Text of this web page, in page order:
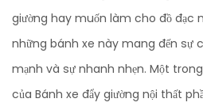
giường hay muốn làm cho đồ đạc
những bánh xe này mang đến sự
mạnh và sự nhanh nhẹn. Một
của Bánh xe đẩy giường nội thất